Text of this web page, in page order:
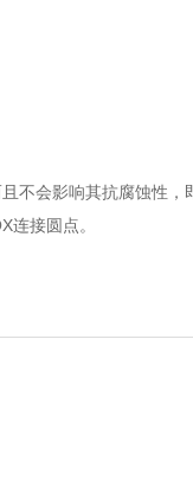
不会影响其抗腐蚀性，
接圆点。